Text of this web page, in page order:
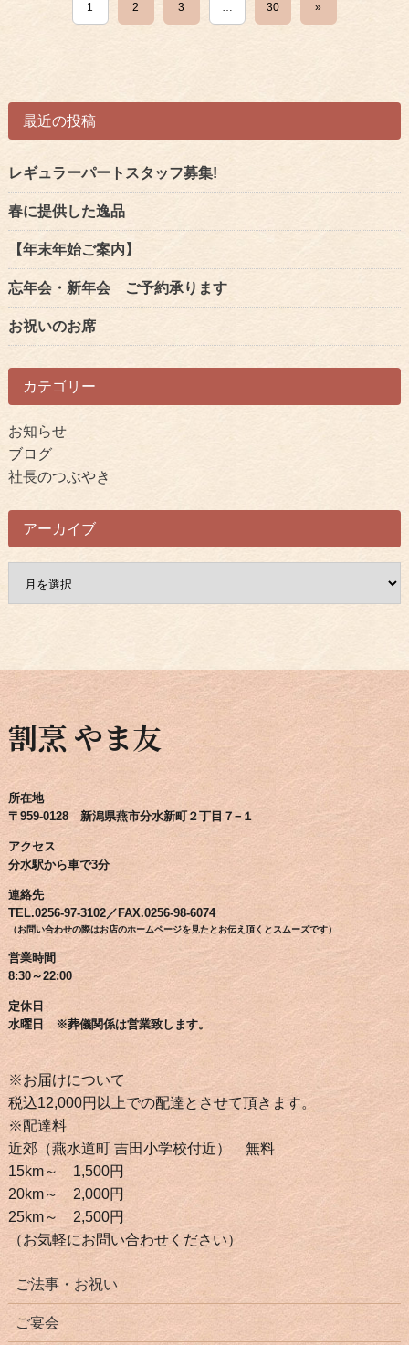
1 2 3 … 30 »
最近の投稿
レギュラーパートスタッフ募集!
春に提供した逸品
【年末年始ご案内】
忘年会・新年会 ご予約承ります
お祝いのお席
カテゴリー
お知らせ
ブログ
社長のつぶやき
アーカイブ
割烹 やま友
所在地
〒959-0128 新潟県燕市分水新町２丁目７−１
アクセス
分水駅から車で3分
連絡先
TEL.0256-97-3102／FAX.0256-98-6074
（お問い合わせの際はお店のホームページを見たとお伝え頂くとスムーズです）
営業時間
8:30～22:00
定休日
水曜日 ※葬儀関係は営業致します。
※お届けについて
税込12,000円以上での配達とさせて頂きます。
※配達料
近郊（燕水道町 吉田小学校付近） 無料
15km～ 1,500円
20km～ 2,000円
25km～ 2,500円
（お気軽にお問い合わせください）
ご法事・お祝い
ご宴会